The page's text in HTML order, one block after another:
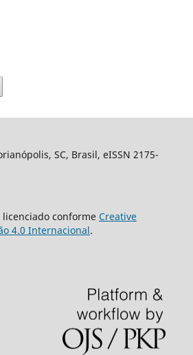
SC, Brasil, eISSN 2175-
licenciado conforme Creative
4.0 Internacional.